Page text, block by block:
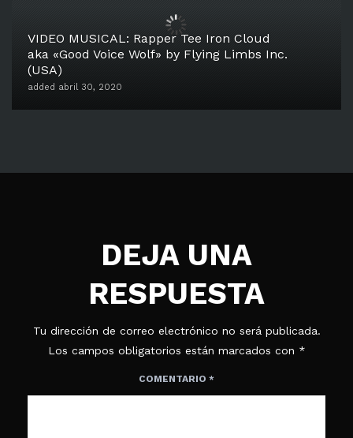
VIDEO MUSICAL: Rapper Tee Iron Cloud
aka «Good Voice Wolf» by Flying Limbs Inc.
(USA)
added abril 30, 2020
DEJA UNA
RESPUESTA
Tu dirección de correo electrónico no será publicada.
Los campos obligatorios están marcados con *
COMENTARIO *